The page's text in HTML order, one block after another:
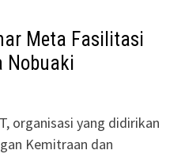
Meta Fasilitasi
Nobuaki
organisasi yang didirikan
Kemitraan dan